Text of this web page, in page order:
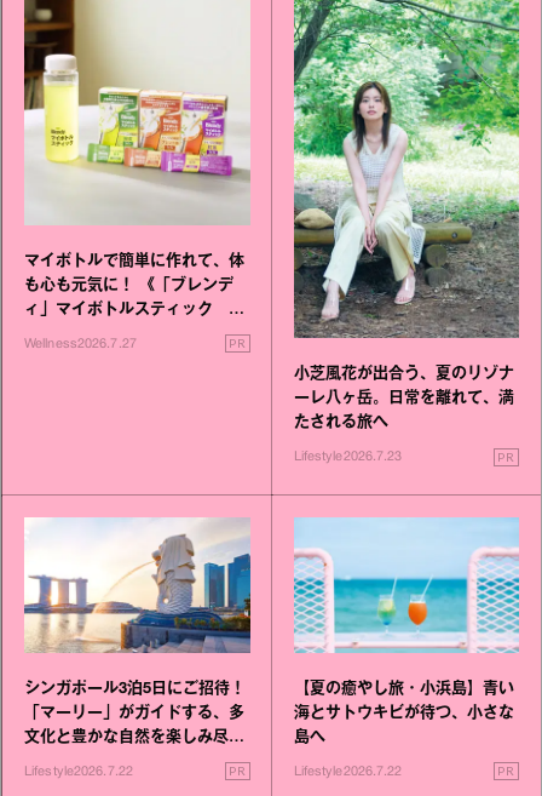
マイボトルで簡単に作れて、体
も心も元気に！ 《「ブレンデ
ィ」マイボトルスティック い
いこと毎日》シリーズが誕生
Wellness2026.7.27 PR
小芝風花が出合う、夏のリゾナ
ーレ八ヶ岳。日常を離れて、満
たされる旅へ
Lifestyle2026.7.23 PR
シンガポール3泊5日にご招待！
「マーリー」がガイドする、多
文化と豊かな自然を楽しみ尽く
Lifestyle2026.7.22 PR
【夏の癒やし旅・小浜島】青い
海とサトウキビが待つ、小さな
島へ
Lifestyle2026.7.22 PR